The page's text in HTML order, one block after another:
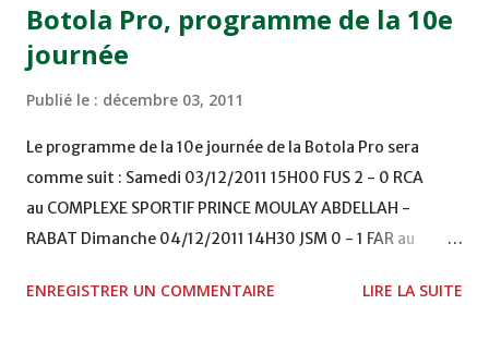
Botola Pro, programme de la 10e
journée
Publié le : décembre 03, 2011
Le programme de la 10e journée de la Botola Pro sera
comme suit : Samedi 03/12/2011 15H00 FUS 2 - 0 RCA
au COMPLEXE SPORTIF PRINCE MOULAY ABDELLAH -
RABAT Dimanche 04/12/2011 14H30 JSM 0 - 1 FAR au
TERRAIN EL ABDI - EL JADIDA 16h30 OCK 0 - 1 HUSA
ENREGISTRER UN COMMENTAIRE LIRE LA SUITE